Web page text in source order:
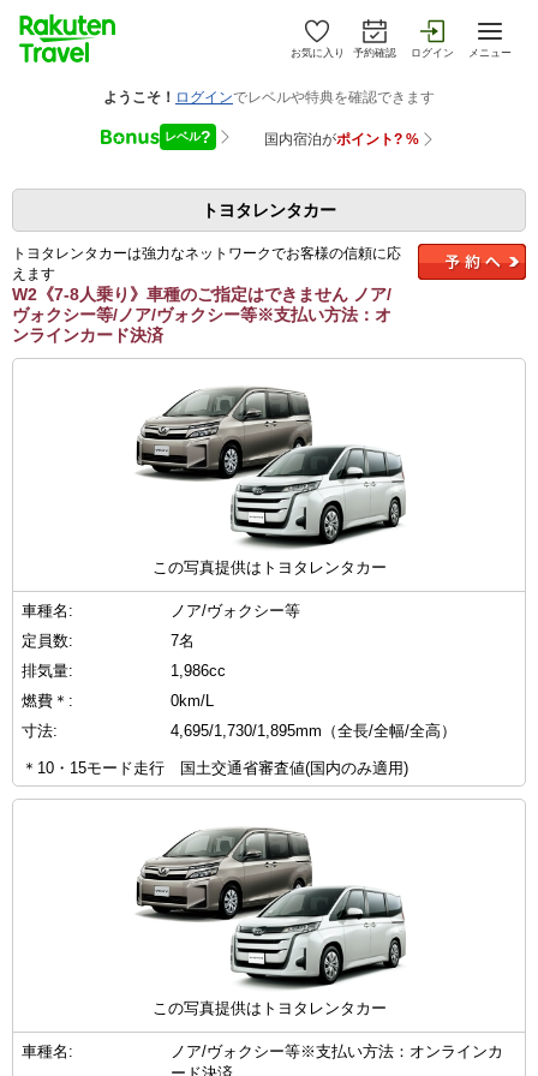
お気に入り 予約確認 ログイン メニュー
トヨタレンタカー
トヨタレンタカーは強力なネットワークでお客様の信頼に応
えます
W2《7-8人乗り》車種のご指定はできません ノア/
ヴォクシー等/ノア/ヴォクシー等※支払い方法：オ
ンラインカード決済
この写真提供はトヨタレンタカー
車種名:
ノア/ヴォクシー等
定員数:
7名
排気量:
1,986cc
燃費＊:
0km/L
寸法:
4,695/1,730/1,895mm（全長/全幅/全高）
＊10・15モード走行 国土交通省審査値(国内のみ適用)
この写真提供はトヨタレンタカー
車種名:
ノア/ヴォクシー等※支払い方法：オンラインカ